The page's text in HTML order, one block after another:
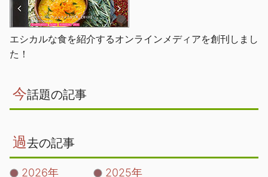
エシカルな食を紹介するオンラインメディアを創刊しまし
た！
今話題の記事
過去の記事
2026年 2025年